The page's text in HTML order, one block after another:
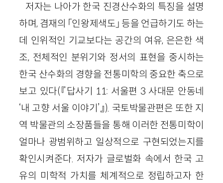
저자는 나아가 한국 진경산수화의 특징을 설명
하며, 겸재의 「인왕제색도」 등을 언급하기도 하는
데 인위적인 기교보다는 공간의 여유, 은은한 색
조, 전체적인 분위기와 정서의 표현을 중시하는
한국 산수화의 경향을 전통미학의 중요한 축으로
보고 있다(『답사기 11: 서울편 3 사대문 안동네
‘내 고향 서울 이야기’』). 국토박물관편은 또한 지
역 박물관의 소장품들을 통해 이러한 전통미학이
얼마나 광범위하고 일상적으로 구현되었는지를
확인시켜준다. 저자가 글로벌화 속에서 한국 고
유의 미학적 가치를 체계적으로 정립하고자 한